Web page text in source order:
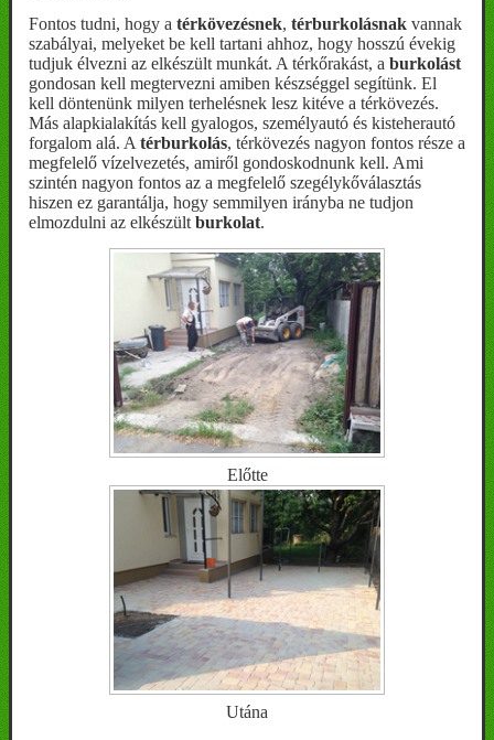
Fontos tudni, hogy a térkövezésnek, térburkolásnak vannak
szabályai, melyeket be kell tartani ahhoz, hogy hosszú évekig
tudjuk élvezni az elkészült munkát. A térkőrakást, a burkolást
gondosan kell megtervezni amiben készséggel segítünk. El
kell döntenünk milyen terhelésnek lesz kitéve a térkövezés.
Más alapkialakítás kell gyalogos, személyautó és kisteherautó
forgalom alá. A térburkolás, térkövezés nagyon fontos része a
megfelelő vízelvezetés, amiről gondoskodnunk kell. Ami
szintén nagyon fontos az a megfelelő szegélykőválasztás
hiszen ez garantálja, hogy semmilyen irányba ne tudjon
elmozdulni az elkészült burkolat.
Előtte
Utána